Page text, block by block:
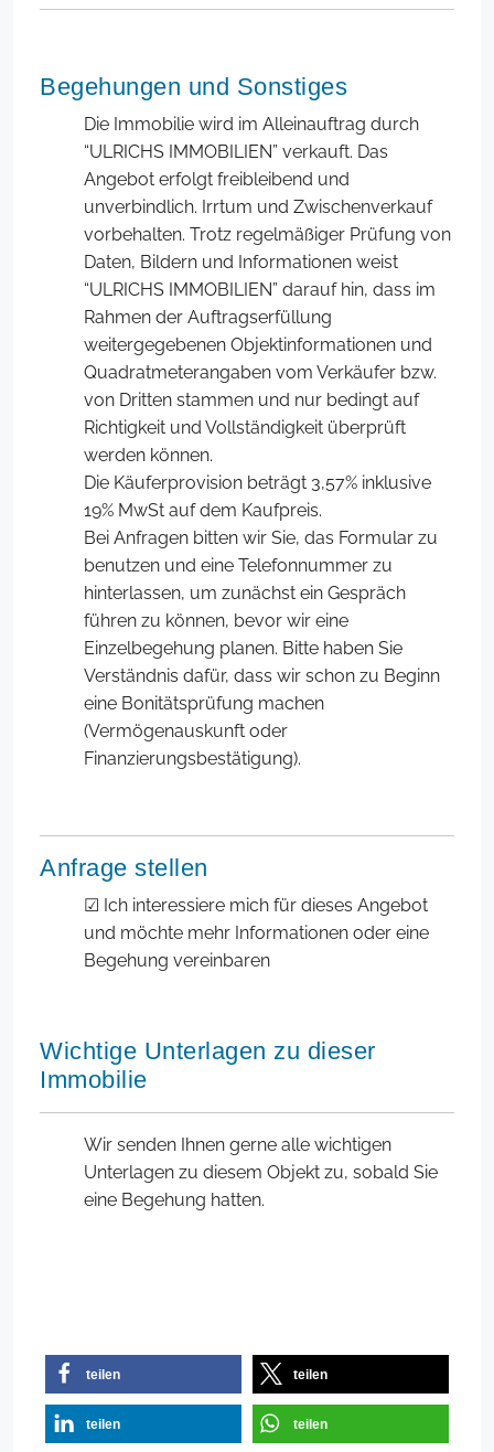
Begehungen und Sonstiges
Die Immobilie wird im Alleinauftrag durch
“ULRICHS IMMOBILIEN” verkauft. Das
Angebot erfolgt freibleibend und
unverbindlich. Irrtum und Zwischenverkauf
vorbehalten. Trotz regelmäßiger Prüfung von
Daten, Bildern und Informationen weist
“ULRICHS IMMOBILIEN” darauf hin, dass im
Rahmen der Auftragserfüllung
weitergegebenen Objektinformationen und
Quadratmeterangaben vom Verkäufer bzw.
von Dritten stammen und nur bedingt auf
Richtigkeit und Vollständigkeit überprüft
werden können.
Die Käuferprovision beträgt 3,57% inklusive
19% MwSt auf dem Kaufpreis.
Bei Anfragen bitten wir Sie, das Formular zu
benutzen und eine Telefonnummer zu
hinterlassen, um zunächst ein Gespräch
führen zu können, bevor wir eine
Einzelbegehung planen. Bitte haben Sie
Verständnis dafür, dass wir schon zu Beginn
eine Bonitätsprüfung machen
(Vermögenauskunft oder
Finanzierungsbestätigung).
Anfrage stellen
☑ Ich interessiere mich für dieses Angebot
und möchte mehr Informationen oder eine
Begehung vereinbaren
Wichtige Unterlagen zu dieser
Immobilie
Wir senden Ihnen gerne alle wichtigen
Unterlagen zu diesem Objekt zu, sobald Sie
eine Begehung hatten.
teilen teilen
teilen teilen